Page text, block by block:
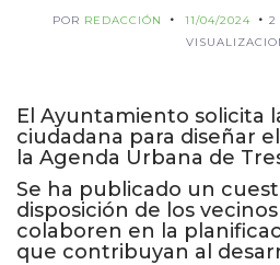
POR REDACCIÓN 11/04/2024 2
El Ayuntamiento solicita
ciudadana para diseñar
la Agenda Urbana de
Se ha publicado un
disposición de los
colaboren en la
que contribuyan al